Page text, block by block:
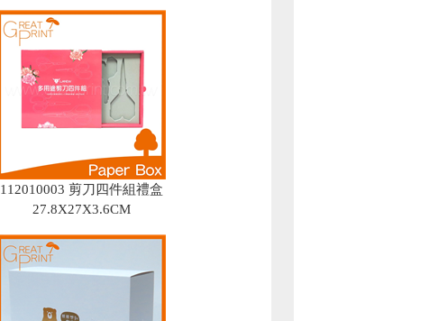
112010003 剪刀四件組禮盒
27.8X27X3.6CM